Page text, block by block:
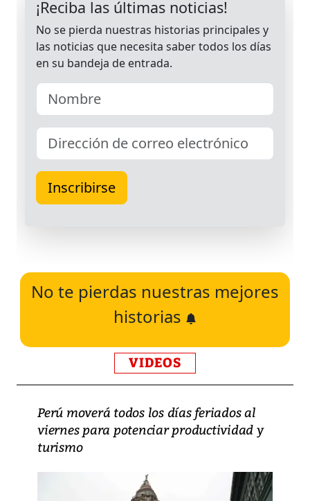
No te pierdas nuestras mejores
historias
VIDEOS
Perú moverá todos los días feriados al
viernes para potenciar productividad y
turismo